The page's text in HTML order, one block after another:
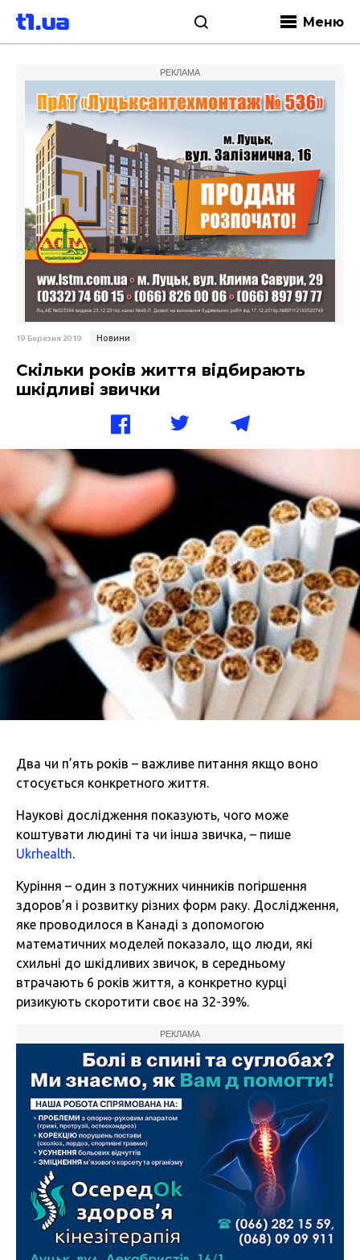
Меню
РЕКЛАМА
19 Березня 2019 Новини
Скільки років життя відбирають
шкідливі звички
Два чи п’ять років – важливе питання якщо воно
стосується конкретного життя.
Наукові дослідження показують, чого може
коштувати людині та чи інша звичка, – пише
Ukrhealth.
Куріння – один з потужних чинників погіршення
здоров’я і розвитку різних форм раку. Дослідження,
яке проводилося в Канаді з допомогою
математичних моделей показало, що люди, які
схильні до шкідливих звичок, в середньому
втрачають 6 років життя, а конкретно курці
ризикують скоротити своє на 32-39%.
РЕКЛАМА